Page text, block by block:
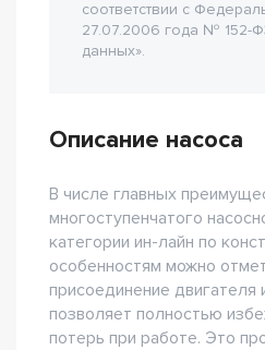
соответствии с
27.07.2006 года № 152-
данных».
Описание насоса
В числе главных
многоступенчатого
категории ин-лайн по
особенностям можно
присоединение двигателя
позволяет полностью
потерь при работе. Это